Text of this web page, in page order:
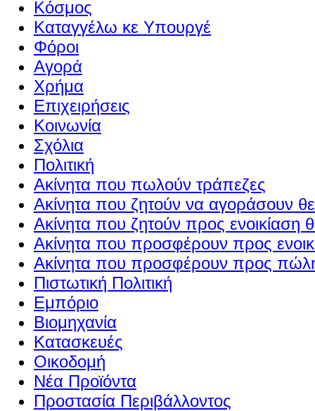
Κόσμος
Καταγγέλω κε Υπουργέ
Φόροι
Αγορά
Χρήμα
Επιχειρήσεις
Κοινωνία
Σχόλια
Πολιτική
Ακίνητα που πωλούν τράπεζες
Ακίνητα που ζητούν να αγοράσουν
Ακίνητα που ζητούν προς ενοικίαση
Ακίνητα που προσφέρουν προς
Ακίνητα που προσφέρουν προς
Πιστωτική Πολιτική
Εμπόριο
Βιομηχανία
Κατασκευές
Οικοδομή
Νέα Προϊόντα
Προστασία Περιβάλλοντος